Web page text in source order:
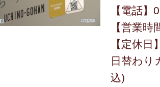
【電話
【営業
【定休日
日替わり
込)